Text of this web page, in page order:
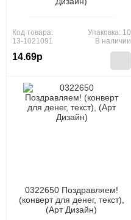
Код товара:
13-1021091
14.69р
Упаковка: 10
В наличии
0322650 Поздравляем!
(конверт для денег, текст),
(Арт Дизайн)